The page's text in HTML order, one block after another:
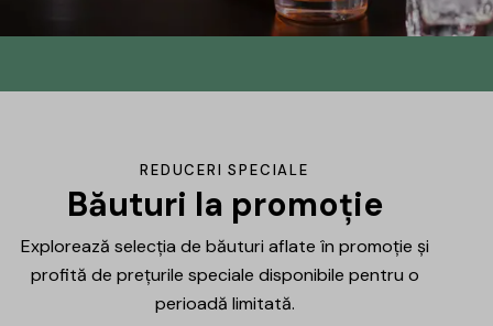
DrinksHub
mulțumire ți-am pregătit un mic cadou.
Află mai multe
REDUCERI SPECIALE
Băuturi la promoție
Explorează selecția de băuturi aflate în promoție și
profită de prețurile speciale disponibile pentru o
perioadă limitată.